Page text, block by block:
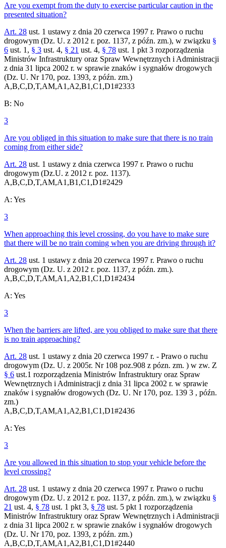
Are you exempt from the duty to exercise particular caution in the
presented situation?
Art. 28 ust. 1 ustawy z dnia 20 czerwca 1997 r. Prawo o ruchu
drogowym (Dz. U. z 2012 r. poz. 1137, z późn. zm.), w związku §
6 ust. 1, § 3 ust. 4, § 21 ust. 4, § 78 ust. 1 pkt 3 rozporządzenia
Ministrów Infrastruktury oraz Spraw Wewnętrznych i Administracji
z dnia 31 lipca 2002 r. w sprawie znaków i sygnałów drogowych
(Dz. U. Nr 170, poz. 1393, z późn. zm.)
A,B,C,D,T,AM,A1,A2,B1,C1,D1#2333
B: No
3
Are you obliged in this situation to make sure that there is no train
coming from either side?
Art. 28 ust. 1 ustawy z dnia czerwca 1997 r. Prawo o ruchu
drogowym (Dz.U. z 2012 r. poz. 1137).
A,B,C,D,T,AM,A1,B1,C1,D1#2429
A: Yes
3
When approaching this level crossing, do you have to make sure
that there will be no train coming when you are driving through it?
Art. 28 ust. 1 ustawy z dnia 20 czerwca 1997 r. Prawo o ruchu
drogowym (Dz. U. z 2012 r. poz. 1137, z późn. zm.).
A,B,C,D,T,AM,A1,A2,B1,C1,D1#2434
A: Yes
3
When the barriers are lifted, are you obliged to make sure that there
is no train approaching?
Art. 28 ust. 1 ustawy z dnia 20 czerwca 1997 r. - Prawo o ruchu
drogowym (Dz. U. z 2005r. Nr 108 poz.908 z pózn. zm. ) w zw. Z
§ 6 ust.1 rozporządzenia Ministrów Infrastruktury oraz Spraw
Wewnętrznych i Administracji z dnia 31 lipca 2002 r. w sprawie
znaków i sygnałów drogowych (Dz. U. Nr 170, poz. 139 3 , późn.
zm.)
A,B,C,D,T,AM,A1,A2,B1,C1,D1#2436
A: Yes
3
Are you allowed in this situation to stop your vehicle before the
level crossing?
Art. 28 ust. 1 ustawy z dnia 20 czerwca 1997 r. Prawo o ruchu
drogowym (Dz. U. z 2012 r. poz. 1137, z późn. zm.), w związku §
21 ust. 4, § 78 ust. 1 pkt 3, § 78 ust. 5 pkt 1 rozporządzenia
Ministrów Infrastruktury oraz Spraw Wewnętrznych i Administracji
z dnia 31 lipca 2002 r. w sprawie znaków i sygnałów drogowych
(Dz. U. Nr 170, poz. 1393, z późn. zm.)
A,B,C,D,T,AM,A1,A2,B1,C1,D1#2440